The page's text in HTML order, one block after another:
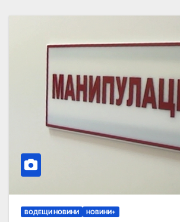
ВОДЕЩИ НОВИНИ НОВИНИ+